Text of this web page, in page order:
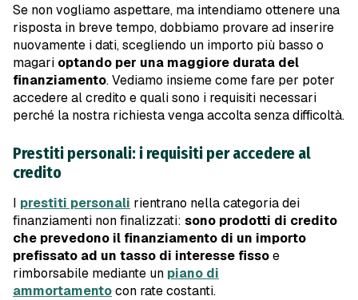
Se non vogliamo aspettare, ma intendiamo ottenere una
risposta in breve tempo, dobbiamo provare ad inserire
nuovamente i dati, scegliendo un importo più basso o
magari optando per una maggiore durata del
finanziamento. Vediamo insieme come fare per poter
accedere al credito e quali sono i requisiti necessari
perché la nostra richiesta venga accolta senza difficoltà.
Prestiti personali: i requisiti per accedere al
credito
I prestiti personali rientrano nella categoria dei
finanziamenti non finalizzati: sono prodotti di credito
che prevedono il finanziamento di un importo
prefissato ad un tasso di interesse fissoe
rimborsabile mediante un piano di
ammortamentocon rate costanti.